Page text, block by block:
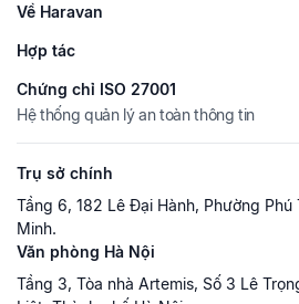
Về Haravan
Hợp tác
Chứng chỉ ISO 27001
Hệ thống quản lý an toàn thông tin
Trụ sở chính
Tầng 6, 182 Lê Đại Hành, Phường Phú
Minh.
Văn phòng Hà Nội
Tầng 3, Tòa nhà Artemis, Số 3 Lê